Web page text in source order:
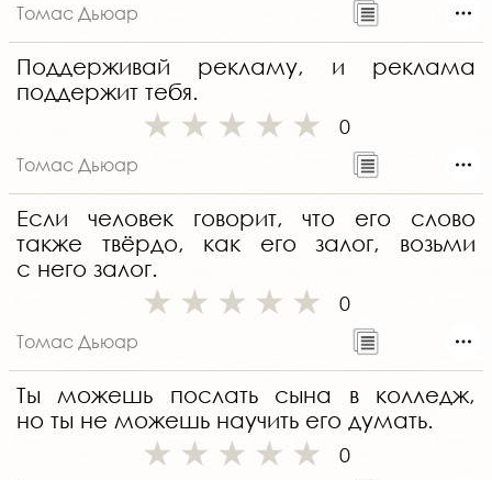
Томас Дьюар
Поддерживай рекламу, и реклама
поддержит тебя.
0
Томас Дьюар
Если человек говорит, что его слово
также твёрдо, как его залог, возьми
с него залог.
0
Томас Дьюар
Ты можешь послать сына в колледж,
но ты не можешь научить его думать.
0